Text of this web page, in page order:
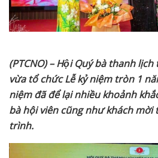
(PTCNO) – Hội Quý bà thanh
vừa tổ chức Lễ kỷ niệm tròn 1
niệm đã để lại nhiều khoảnh
bà hội viên cũng như khách
trình.